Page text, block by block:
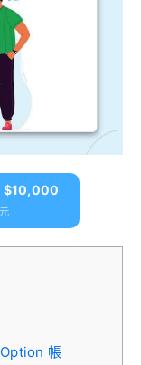
$10,000
帳